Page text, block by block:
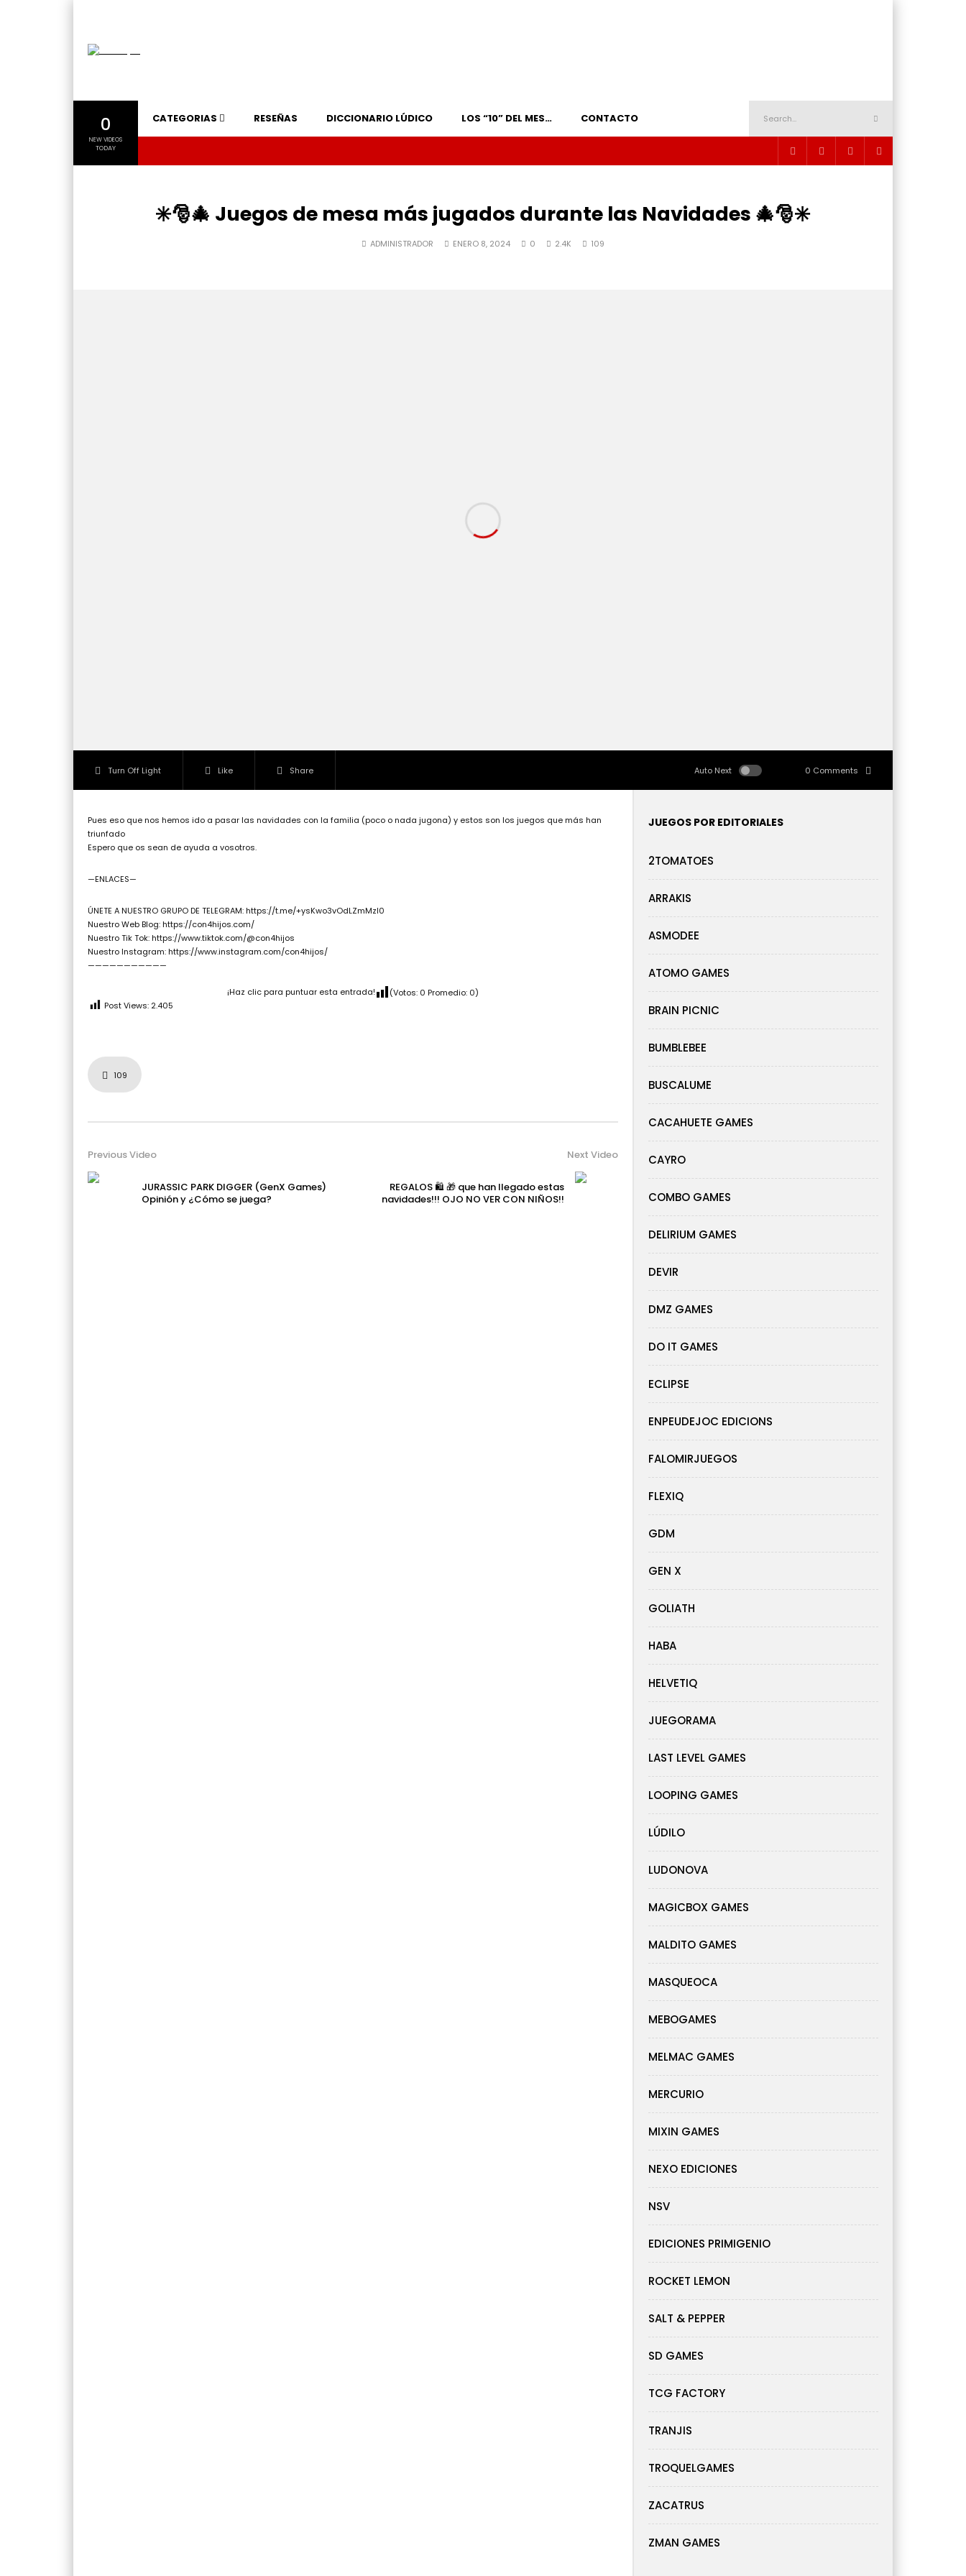
0
NEW VIDEOS
TODAY
CATEGORIAS RESEÑAS DICCIONARIO LÚDICO LOS “10” DEL MES… CONTACTO
✳️🎅🎄 Juegos de mesa más jugados durante las Navidades 🎄🎅✳️
ADMINISTRADOR ENERO 8, 2024 0 2.4K 109
Turn Off Light Like Share Auto Next 0 Comments
Pues eso que nos hemos ido a pasar las navidades con la familia (poco o nada jugona) y estos son los juegos que más han
triunfado
Espero que os sean de ayuda a vosotros.
—ENLACES—
ÚNETE A NUESTRO GRUPO DE TELEGRAM: https://t.me/+ysKwo3vOdLZmMzI0
Nuestro Web Blog: https://con4hijos.com/
Nuestro Tik Tok: https://www.tiktok.com/@con4hijos
Nuestro Instagram: https://www.instagram.com/con4hijos/
———————————
¡Haz clic para puntuar esta entrada! (Votos: 0 Promedio: 0)
Post Views: 2.405
109
Previous Video
JURASSIC PARK DIGGER (GenX Games)
Opinión y ¿Cómo se juega?
Next Video
REGALOS 🛍️ 🎁 que han llegado estas
navidades!!! OJO NO VER CON NIÑOS!!
JUEGOS POR EDITORIALES
2TOMATOES
ARRAKIS
ASMODEE
ATOMO GAMES
BRAIN PICNIC
BUMBLEBEE
BUSCALUME
CACAHUETE GAMES
CAYRO
COMBO GAMES
DELIRIUM GAMES
DEVIR
DMZ GAMES
DO IT GAMES
ECLIPSE
ENPEUDEJOC EDICIONS
FALOMIRJUEGOS
FLEXIQ
GDM
GEN X
GOLIATH
HABA
HELVETIQ
JUEGORAMA
LAST LEVEL GAMES
LOOPING GAMES
LÚDILO
LUDONOVA
MAGICBOX GAMES
MALDITO GAMES
MASQUEOCA
MEBOGAMES
MELMAC GAMES
MERCURIO
MIXIN GAMES
NEXO EDICIONES
NSV
EDICIONES PRIMIGENIO
ROCKET LEMON
SALT & PEPPER
SD GAMES
TCG FACTORY
TRANJIS
TROQUELGAMES
ZACATRUS
ZMAN GAMES